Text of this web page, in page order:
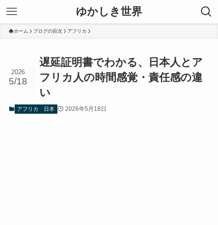
ゆかしき世界
ホーム ブログの目次 アフリカ
遅延証明書でわかる、日本人とア
フリカ人の時間感覚・責任感の違
い
2026
5/18
アフリカ 日本 2026年5月18日